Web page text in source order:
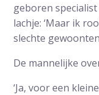
geboren
lachje: ‘Maar ik
slechte
De mannelijke
‘Ja, voor een